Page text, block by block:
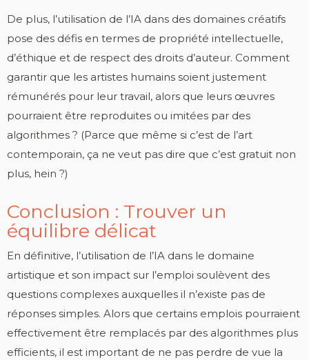
De plus, l’utilisation de l’IA dans des domaines créatifs
pose des défis en termes de propriété intellectuelle,
d’éthique et de respect des droits d’auteur. Comment
garantir que les artistes humains soient justement
rémunérés pour leur travail, alors que leurs œuvres
pourraient être reproduites ou imitées par des
algorithmes ? (Parce que même si c’est de l’art
contemporain, ça ne veut pas dire que c’est gratuit non
plus, hein ?)
Conclusion : Trouver un
équilibre délicat
En définitive, l’utilisation de l’IA dans le domaine
artistique et son impact sur l’emploi soulèvent des
questions complexes auxquelles il n’existe pas de
réponses simples. Alors que certains emplois pourraient
effectivement être remplacés par des algorithmes plus
efficients, il est important de ne pas perdre de vue la